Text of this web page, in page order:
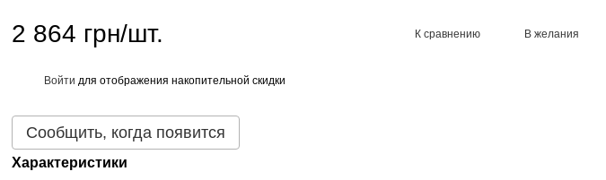
2 864 грн/шт. К сравнению В желания
Войти для отображения накопительной скидки
Сообщить, когда появится
Характеристики